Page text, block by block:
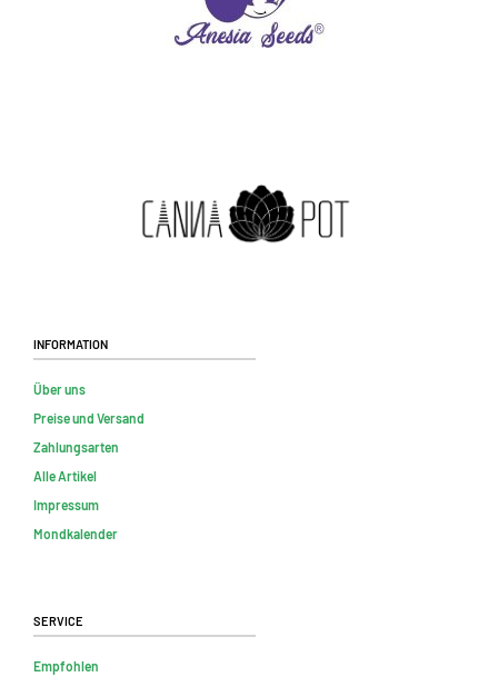
Information
Über uns
Preise und Versand
Zahlungsarten
Alle Artikel
Impressum
Mondkalender
Service
Empfohlen